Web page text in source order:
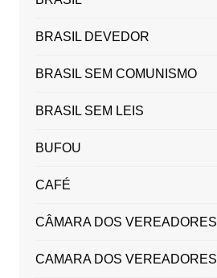
BRASIL DEVEDOR
BRASIL SEM COMUNISMO
BRASIL SEM LEIS
BUFOU
CAFÉ
CÂMARA DOS VEREADORES
CAMARA DOS VEREADORES